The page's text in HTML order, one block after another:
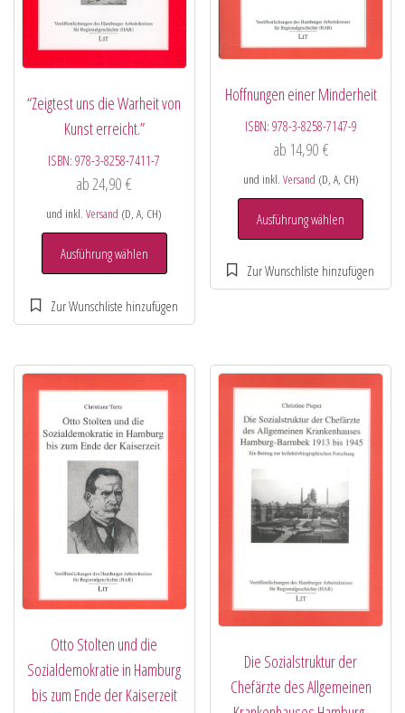
“Zeigtest uns die Warheit von
Kunst erreicht.”
ISBN:978-3-8258-7411-7
ab24,90€
und inkl.Versand (D, A, CH)
Ausführung wählen
Hoffnungen einer Minderheit
ISBN: 978-3-8258-7147-9
ab 14,90 €
und inkl. Versand (D, A, CH)
Ausführung wählen
Otto Stolten und die
Sozialdemokratie in Hamburg
bis zum Ende der Kaiserzeit
Die Sozialstruktur der
Chefärzte des Allgemeinen